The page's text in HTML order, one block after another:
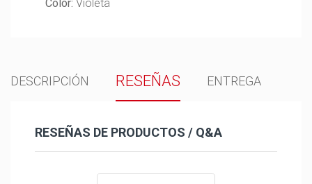
Color: Violeta
DESCRIPCIÓN RESEÑAS ENTREGA
RESEÑAS DE PRODUCTOS / Q&A